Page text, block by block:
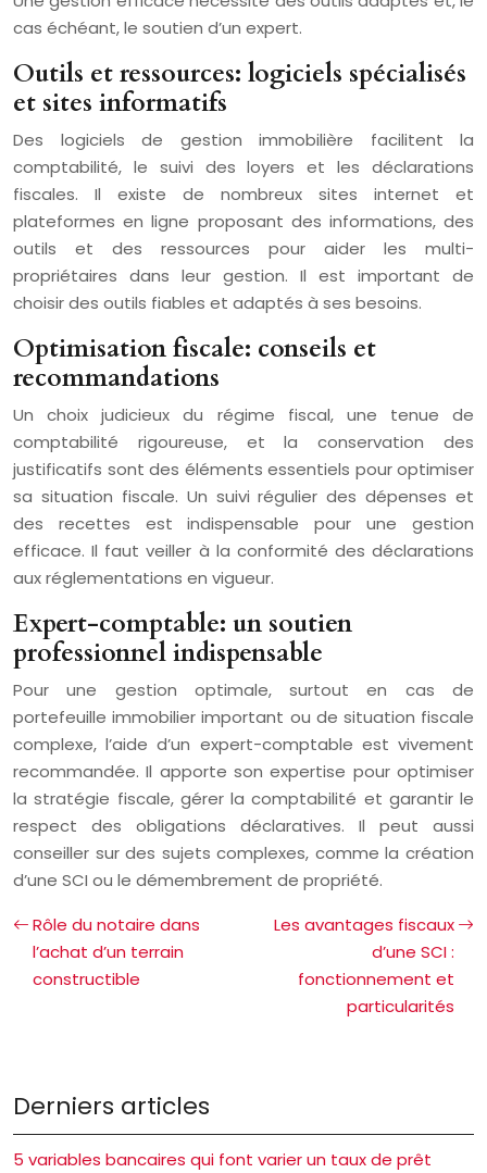
cas échéant, le soutien d’un expert.
Outils et ressources: logiciels spécialisés
et sites informatifs
Des logiciels de gestion immobilière facilitent la
comptabilité, le suivi des loyers et les déclarations
fiscales. Il existe de nombreux sites internet et
plateformes en ligne proposant des informations, des
outils et des ressources pour aider les multi-
propriétaires dans leur gestion. Il est important de
choisir des outils fiables et adaptés à ses besoins.
Optimisation fiscale: conseils et
recommandations
Un choix judicieux du régime fiscal, une tenue de
comptabilité rigoureuse, et la conservation des
justificatifs sont des éléments essentiels pour optimiser
sa situation fiscale. Un suivi régulier des dépenses et
des recettes est indispensable pour une gestion
efficace. Il faut veiller à la conformité des déclarations
aux réglementations en vigueur.
Expert-comptable: un soutien
professionnel indispensable
Pour une gestion optimale, surtout en cas de
portefeuille immobilier important ou de situation fiscale
complexe, l’aide d’un expert-comptable est vivement
recommandée. Il apporte son expertise pour optimiser
la stratégie fiscale, gérer la comptabilité et garantir le
respect des obligations déclaratives. Il peut aussi
conseiller sur des sujets complexes, comme la création
d’une SCI ou le démembrement de propriété.
Rôle du notaire dans
l’achat d’un terrain
constructible
Les avantages fiscaux
d’une SCI :
fonctionnement et
particularités
Derniers articles
5 variables bancaires qui font varier un taux de prêt